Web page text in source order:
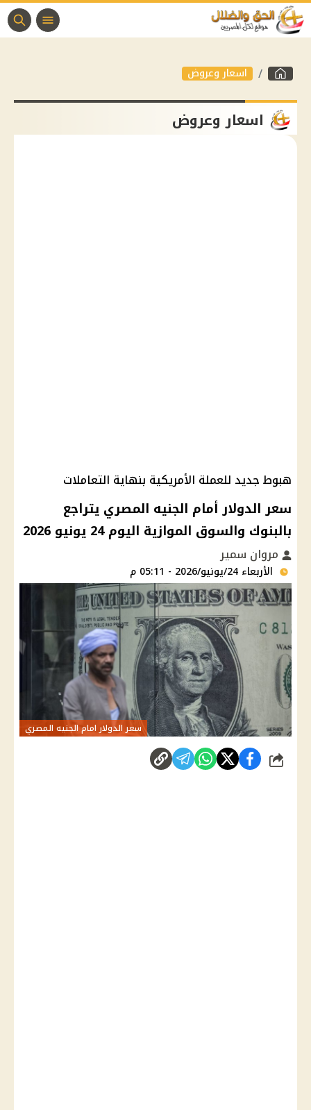
اسعار وعروض
اسعار وعروض
هبوط جديد للعملة الأمريكية بنهاية التعاملات
سعر الدولار أمام الجنيه المصري يتراجع
بالبنوك والسوق الموازية اليوم 24 يونيو 2026
مروان سمير
الأربعاء 24/يونيو/2026 - 05:11 م
سعر الدولار امام الجنيه المصري
شارك